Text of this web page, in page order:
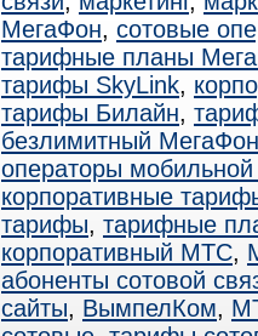
МегаФон, сотовые
тарифные планы
тарифы SkyLink,
тарифы Билайн,
безлимитный МегаФон
операторы мобильной
корпоративные
тарифы, тарифные
корпоративный МТС,
абоненты сотовой
сайты, ВымпелКом,